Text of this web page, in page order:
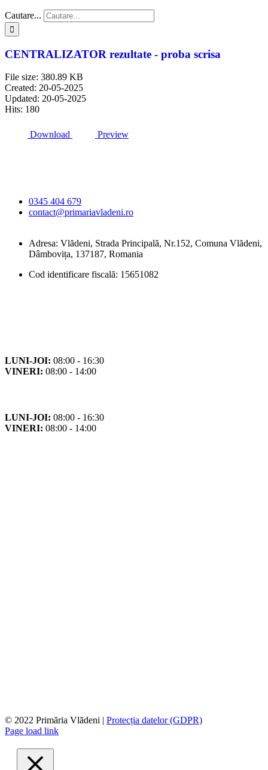
Cautare...
CENTRALIZATOR rezultate - proba scrisa
File size: 380.89 KB
Created: 20-05-2025
Updated: 20-05-2025
Hits: 180
Download Preview
0345 404 679
contact@primariavladeni.ro
Adresa: Vlădeni, Strada Principală, Nr.152, Comuna Vlădeni,
Dâmbovița, 137187, Romania
Cod identificare fiscală: 15651082
LUNI-JOI: 08:00 - 16:30
VINERI: 08:00 - 14:00
LUNI-JOI: 08:00 - 16:30
VINERI: 08:00 - 14:00
© 2022 Primăria Vlădeni | Protecția datelor (GDPR)
Page load link